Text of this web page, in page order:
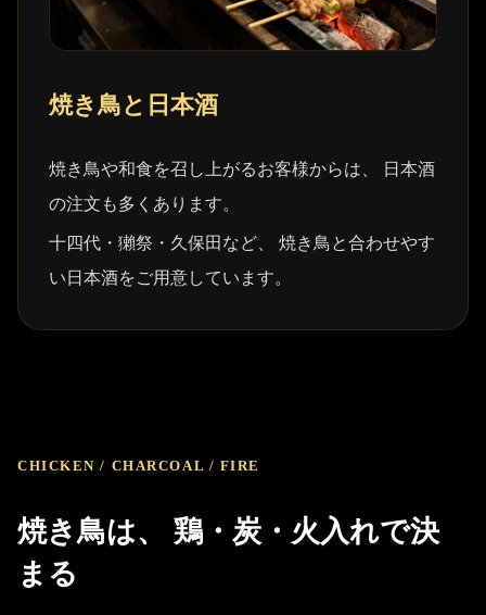
焼き鳥と日本酒
焼き鳥や和食を召し上がるお客様からは、 日本酒
の注文も多くあります。
十四代・獺祭・久保田など、 焼き鳥と合わせやす
い日本酒をご用意しています。
CHICKEN / CHARCOAL / FIRE
焼き鳥は、 鶏・炭・火入れで決
まる